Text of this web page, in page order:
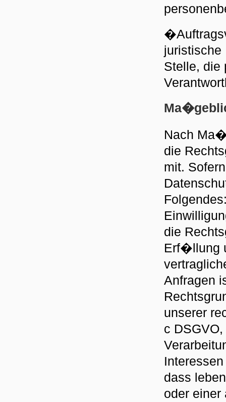
juristische
Stelle, die
Nach
die
mit.
die
Erf�llung
Anfragen
unserer
c
dass
oder